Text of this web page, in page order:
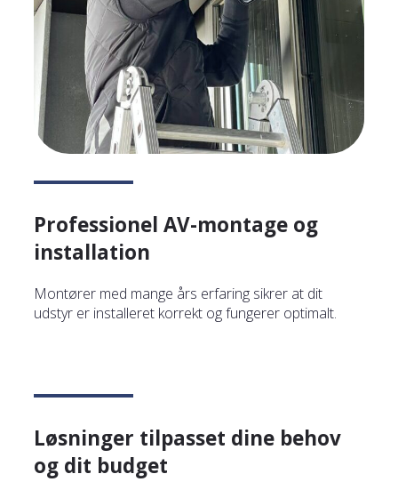
Professionel AV-montage og
installation
Montører med mange års erfaring sikrer at dit
udstyr er installeret korrekt og fungerer optimalt.
Løsninger tilpasset dine behov
og dit budget